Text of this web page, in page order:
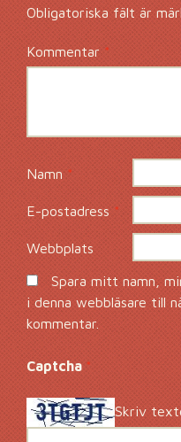
Obligatoriska fält är
Kommentar*
Namn*
E-postadress*
Webbplats
Spara mitt namn,
i denna webbläsare till
kommentar.
Captcha *
Skriv